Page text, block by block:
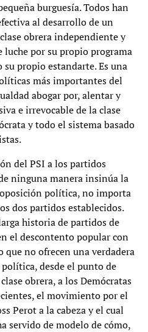
burguesía. Todos han
al desarrollo de un
obrera independiente y
luche por su propio programa
su propio estandarte. Es una
más importantes del
abogar por, alentar y
e irrevocable de la clase
y todo el sistema basado
del PSI a los partidos
ninguna manera insinúa la
política, no importa
dos partidos establecidos.
historia de partidos de
el descontento popular con
no ofrecen una verdadera
desde el punto de
obrera, a los Demócratas
el movimiento por el
Perot a la cabeza y el cual
servido de modelo de cómo,